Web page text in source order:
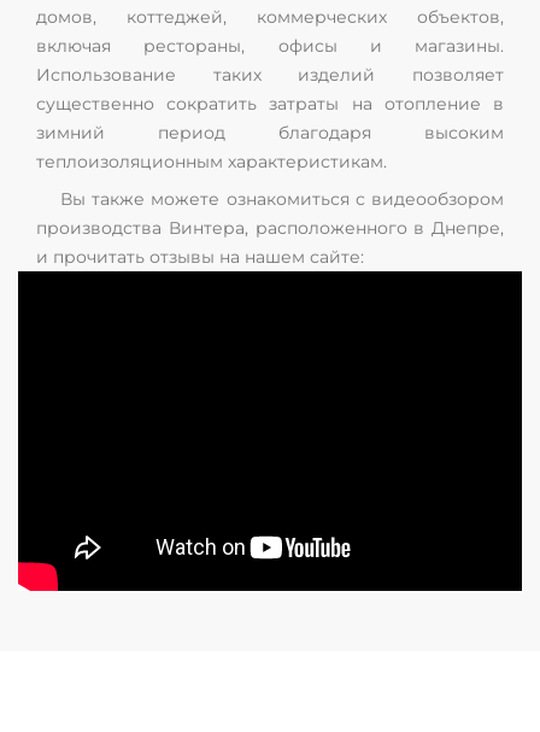
домов, коттеджей, коммерческих объектов,
включая рестораны, офисы и магазины.
Использование таких изделий позволяет
существенно сократить затраты на отопление в
зимний период благодаря высоким
теплоизоляционным характеристикам.
Вы также можете ознакомиться с видеообзором
производства Винтера, расположенного в Днепре,
и прочитать отзывы на нашем сайте: